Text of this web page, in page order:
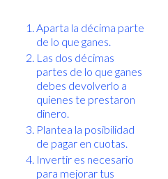
Aparta la décima parte
de lo que ganes.
Las dos décimas
partes de lo que ganes
debes devolverlo a
quienes te prestaron
dinero.
Plantea la posibilidad
de pagar en cuotas.
Invertir es necesario
para mejorar tus